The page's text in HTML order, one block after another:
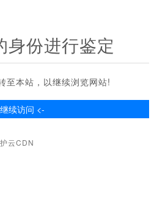
身份进行鉴定
至本站，以继续浏览网站!
护云CDN